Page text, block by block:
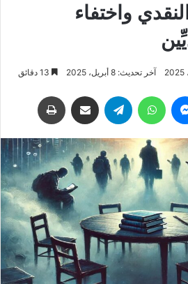
واختفاء
آخر تحديث: 8 أبريل، 2025
ماسنجر واتساب تيلقرام مشاركة عبر البريد